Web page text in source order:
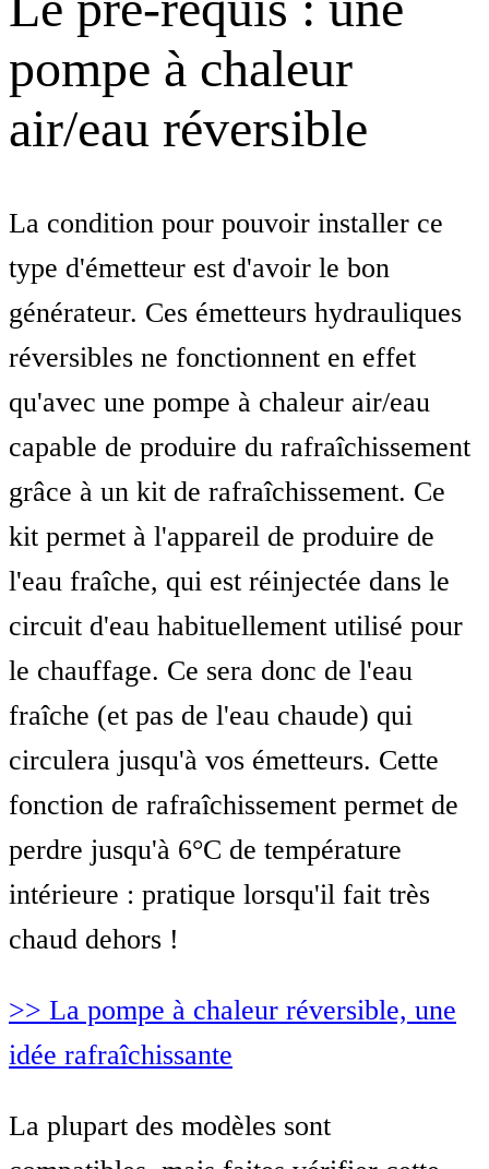
pompe à chaleur
air/eau réversible
La condition pour pouvoir installer ce
type d'émetteur est d'avoir le bon
générateur. Ces émetteurs hydrauliques
réversibles ne fonctionnent en effet
qu'avec une pompe à chaleur air/eau
capable de produire du rafraîchissement
grâce à un kit de rafraîchissement. Ce
kit permet à l'appareil de produire de
l'eau fraîche, qui est réinjectée dans le
circuit d'eau habituellement utilisé pour
le chauffage. Ce sera donc de l'eau
fraîche (et pas de l'eau chaude) qui
circulera jusqu'à vos émetteurs. Cette
fonction de rafraîchissement permet de
perdre jusqu'à 6°C de température
intérieure : pratique lorsqu'il fait très
chaud dehors !
>> La pompe à chaleur réversible, une
idée rafraîchissante
La plupart des modèles sont